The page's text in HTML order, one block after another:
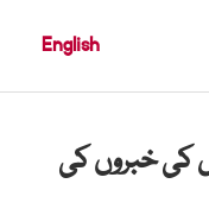
English
کی خبروں کی